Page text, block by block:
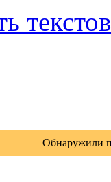
Обнаружили